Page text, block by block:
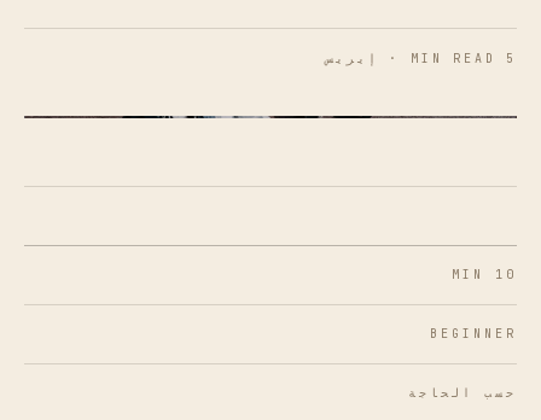
5 MIN READ · إيريس
10 MIN
BEGINNER
حسب الحاجة